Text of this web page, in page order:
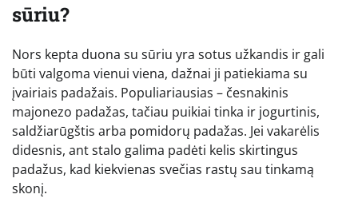
sūriu?
Nors kepta duona su sūriu yra sotus užkandis ir gali
būti valgoma vienui viena, dažnai ji patiekiama su
įvairiais padažais. Populiariausias – česnakinis
majonezo padažas, tačiau puikiai tinka ir jogurtinis,
saldžiarūgštis arba pomidorų padažas. Jei vakarėlis
didesnis, ant stalo galima padėti kelis skirtingus
padažus, kad kiekvienas svečias rastų sau tinkamą
skonį.